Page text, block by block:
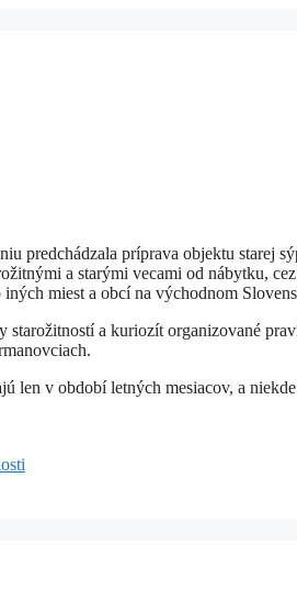
predchádzala príprava objektu starej
a starými vecami od nábytku,
miest a obcí na východnom
a kuriozít organizované
len v období letných mesiacov, a